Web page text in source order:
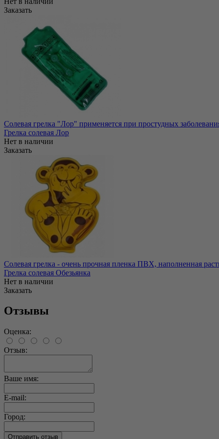
Заказать
Солевая грелка "Лор" применяется при простудных
Грелка солевая Лор
Нет в наличии
Заказать
Солевая грелка - очень прочная пленка ПВХ, наполненная
Грелка солевая Обезьянка
Нет в наличии
Заказать
Отзывы
Оценка:
Отзыв:
Ваше имя:
E-mail:
Город: